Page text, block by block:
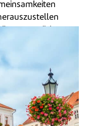
zu stärken.